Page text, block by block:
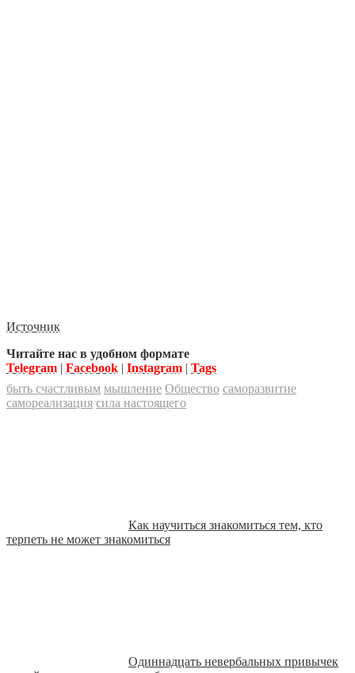
Источник
Читайте нас в удобном формате
Telegram | Facebook | Instagram | Tags
быть счастливым мышление Общество саморазвитие
самореализация сила настоящего
Как научиться знакомиться тем, кто
терпеть не может знакомиться
Одиннадцать невербальных привычек